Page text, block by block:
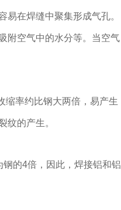
易在焊缝中聚集形成气孔。
附空气中的水分等。当空气
缩率约比钢大两倍，易产生
纹的产生。
的4倍，因此，焊接铝和铝